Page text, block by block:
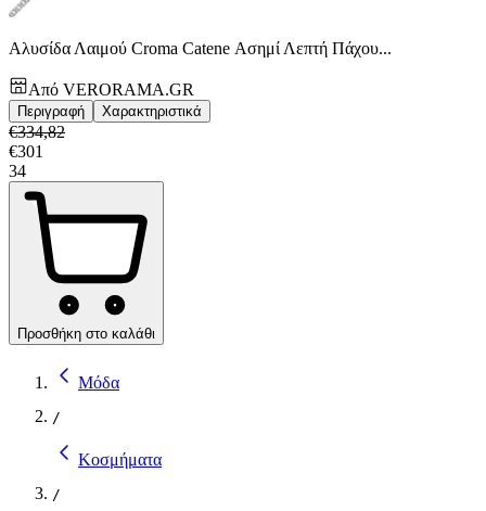
Αλυσίδα Λαιμού Croma Catene Ασημί Λεπτή Πάχου...
Από VERORAMA.GR
Περιγραφή Χαρακτηριστικά
€334,82
€301
34
Προσθήκη στο καλάθι
Μόδα
/
Κοσμήματα
/